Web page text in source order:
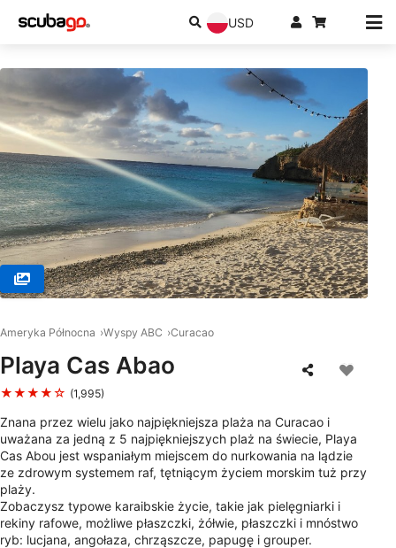
USD
Ameryka Północna Wyspy ABC Curacao
Playa Cas Abao
★★★★☆ (1,995)
Znana przez wielu jako najpiękniejsza plaża na Curacao i
uważana za jedną z 5 najpiękniejszych plaż na świecie, Playa
Cas Abou jest wspaniałym miejscem do nurkowania na lądzie
ze zdrowym systemem raf, tętniącym życiem morskim tuż przy
plaży.
Zobaczysz typowe karaibskie życie, takie jak pielęgniarki i
rekiny rafowe, możliwe płaszczki, żółwie, płaszczki i mnóstwo
ryb: lucjana, angołaza, chrząszcze, papugę i grouper.